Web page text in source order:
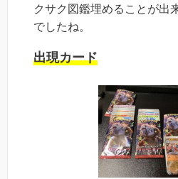
クサク図鑑埋めることが出
でしたね。
出現カード